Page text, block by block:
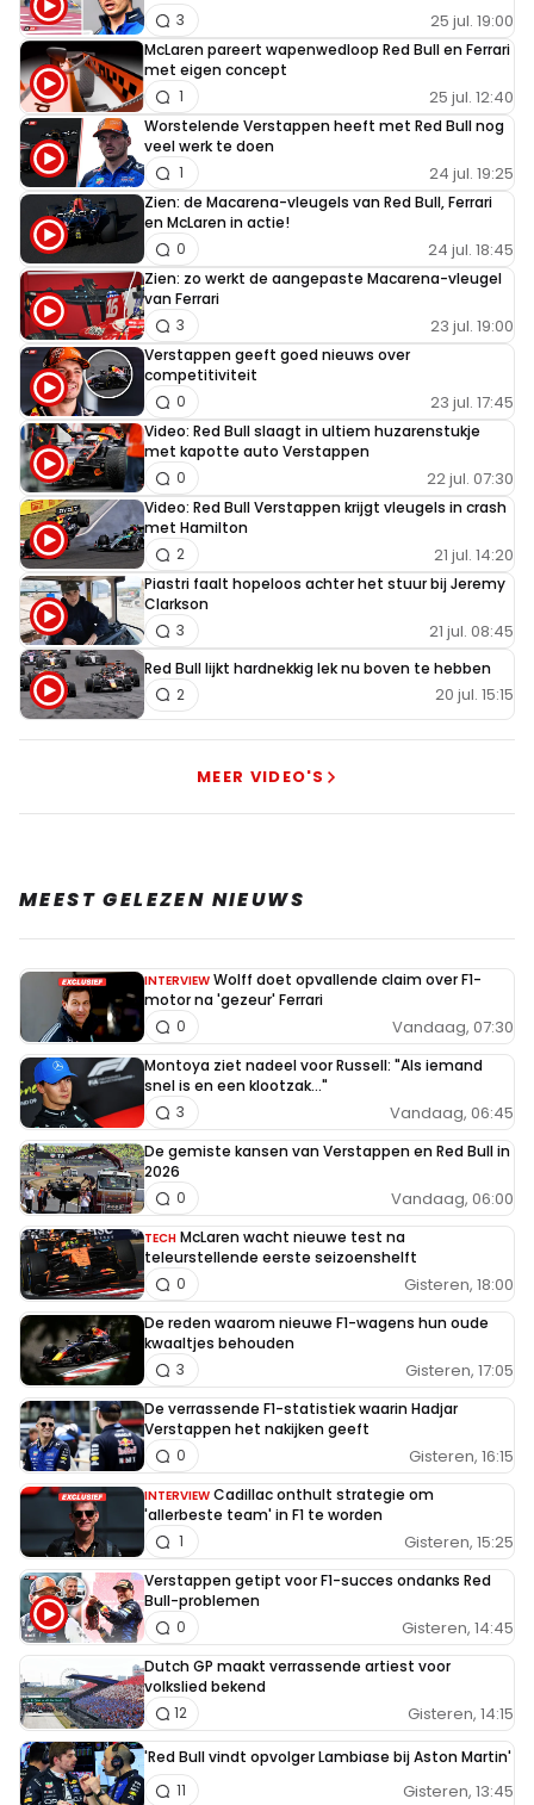
25 jul. 19:00
3
McLaren pareert wapenwedloop Red Bull en Ferrari
met eigen concept
25 jul. 12:40
1
Worstelende Verstappen heeft met Red Bull nog
veel werk te doen
24 jul. 19:25
1
Zien: de Macarena-vleugels van Red Bull, Ferrari
en McLaren in actie!
24 jul. 18:45
0
Zien: zo werkt de aangepaste Macarena-vleugel
van Ferrari
23 jul. 19:00
3
Verstappen geeft goed nieuws over
competitiviteit
23 jul. 17:45
0
Video: Red Bull slaagt in ultiem huzarenstukje
met kapotte auto Verstappen
22 jul. 07:30
0
Video: Red Bull Verstappen krijgt vleugels in crash
met Hamilton
21 jul. 14:20
2
Piastri faalt hopeloos achter het stuur bij Jeremy
Clarkson
21 jul. 08:45
3
Red Bull lijkt hardnekkig lek nu boven te hebben
20 jul. 15:15
2
MEER VIDEO'S
MEEST GELEZEN NIEUWS
INTERVIEW Wolff doet opvallende claim over F1-
motor na 'gezeur' Ferrari
Vandaag, 07:30
0
Montoya ziet nadeel voor Russell: "Als iemand
snel is en een klootzak..."
Vandaag, 06:45
3
De gemiste kansen van Verstappen en Red Bull in
2026
Vandaag, 06:00
0
TECH McLaren wacht nieuwe test na
teleurstellende eerste seizoenshelft
Gisteren, 18:00
0
De reden waarom nieuwe F1-wagens hun oude
kwaaltjes behouden
Gisteren, 17:05
3
De verrassende F1-statistiek waarin Hadjar
Verstappen het nakijken geeft
Gisteren, 16:15
0
INTERVIEW Cadillac onthult strategie om
'allerbeste team' in F1 te worden
Gisteren, 15:25
1
Verstappen getipt voor F1-succes ondanks Red
Bull-problemen
Gisteren, 14:45
0
Dutch GP maakt verrassende artiest voor
volkslied bekend
Gisteren, 14:15
12
'Red Bull vindt opvolger Lambiase bij Aston Martin'
Gisteren, 13:45
11